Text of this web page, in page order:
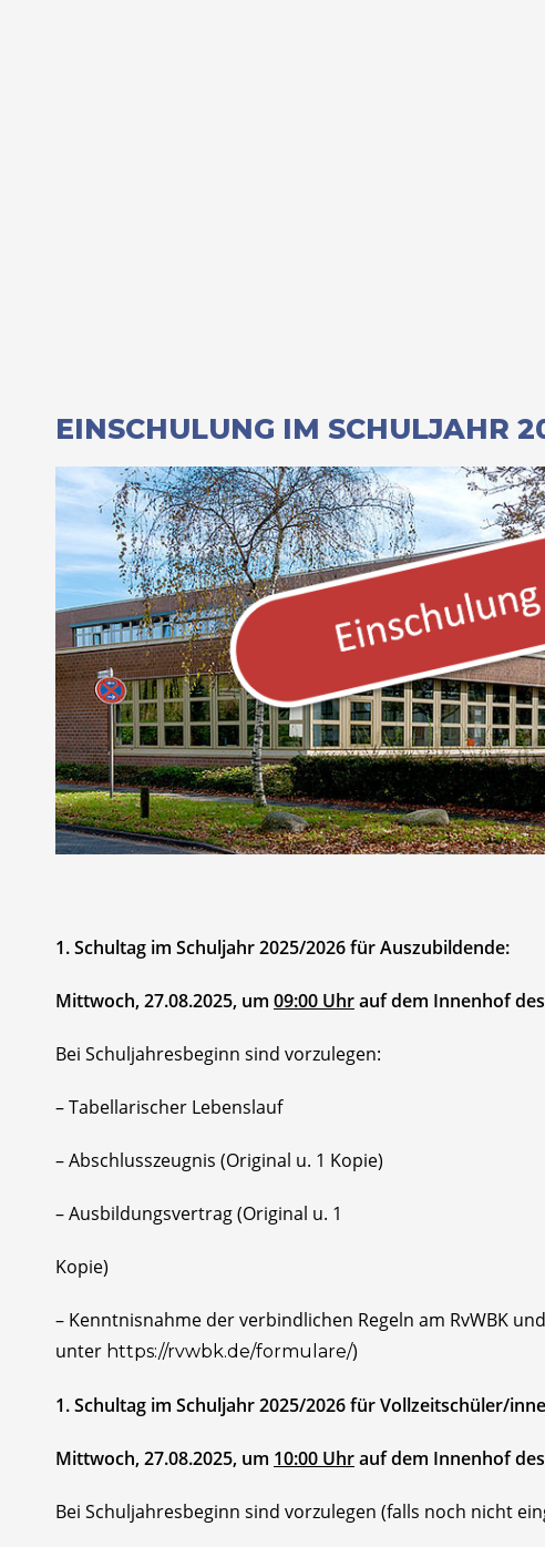
EINSCHULUNG IM SCHULJAHR
1. Schultag im Schuljahr 2025/2026 für Auszubildende:
Mittwoch, 27.08.2025, um 09:00 Uhrauf dem Innenhof
Bei Schuljahresbeginn sind vorzulegen:
– Tabellarischer Lebenslauf
– Abschlusszeugnis (Original u. 1 Kopie)
– Ausbildungsvertrag (Original u. 1
Kopie)
– Kenntnisnahme der verbindlichen Regeln am RvWBK
unter https://rvwbk.de/formulare/)
1. Schultag im Schuljahr 2025/2026 für Vollzeitschüler/
Mittwoch, 27.08.2025, um 10:00 Uhrauf dem Innenhof
Bei Schuljahresbeginn sind vorzulegen (falls noch nicht